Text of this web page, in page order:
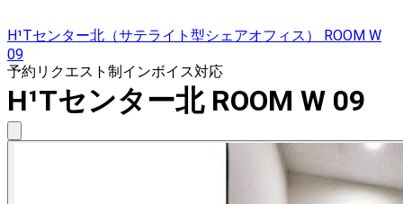
H¹Tセンター北（サテライト型シェアオフィス） ROOM W
09
予約リクエスト制インボイス対応
H¹Tセンター北 ROOM W 09